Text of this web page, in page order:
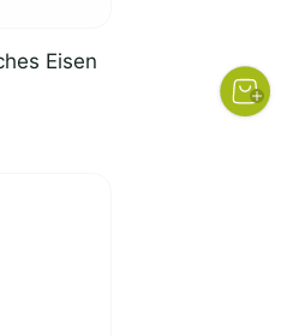
Eisen